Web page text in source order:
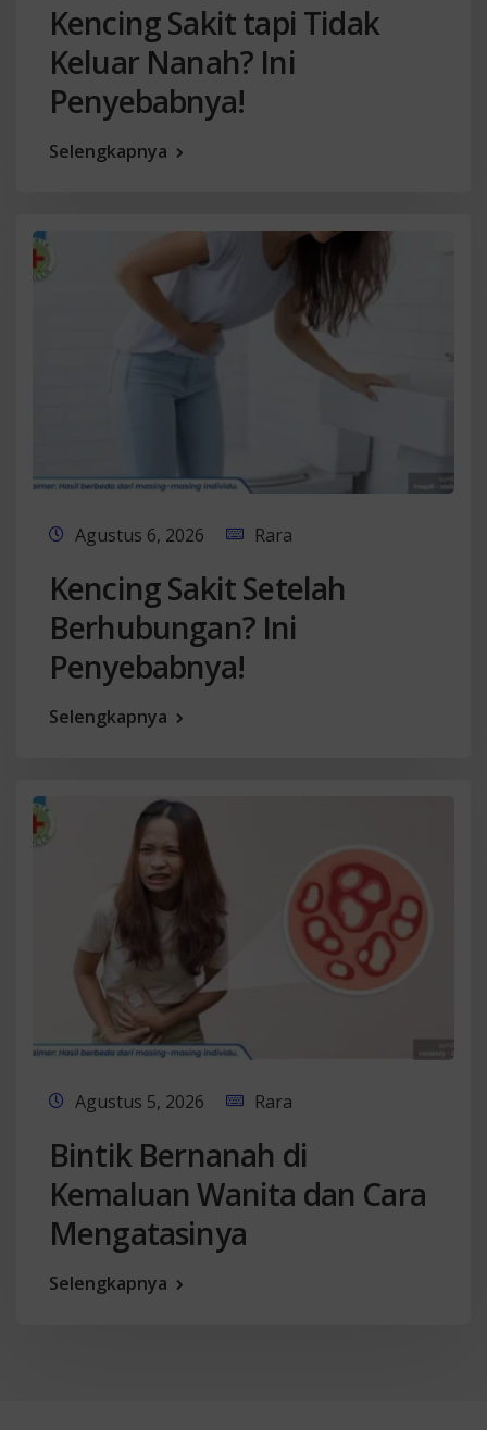
Kencing Sakit tapi Tidak
Keluar Nanah? Ini
Penyebabnya!
Selengkapnya
Agustus 6, 2026 Rara
Kencing Sakit Setelah
Berhubungan? Ini
Penyebabnya!
Selengkapnya
Agustus 5, 2026 Rara
Bintik Bernanah di
Kemaluan Wanita dan Cara
Mengatasinya
Selengkapnya